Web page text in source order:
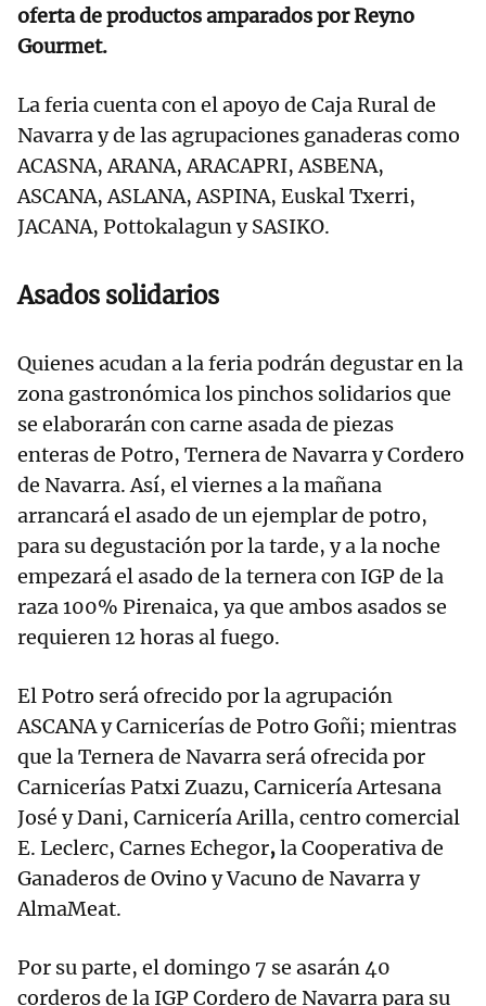
oferta de productos amparados por Reyno
Gourmet.
La feria cuenta con el apoyo de Caja Rural de
Navarra y de las agrupaciones ganaderas como
ACASNA, ARANA, ARACAPRI, ASBENA,
ASCANA, ASLANA, ASPINA, Euskal Txerri,
JACANA, Pottokalagun y SASIKO.
Asados solidarios
Quienes acudan a la feria podrán degustar en la
zona gastronómica los pinchos solidarios que
se elaborarán con carne asada de piezas
enteras de Potro, Ternera de Navarra y Cordero
de Navarra. Así, el viernes a la mañana
arrancará el asado de un ejemplar de potro,
para su degustación por la tarde, y a la noche
empezará el asado de la ternera con IGP de la
raza 100% Pirenaica, ya que ambos asados se
requieren 12 horas al fuego.
El Potro será ofrecido por la agrupación
ASCANA y Carnicerías de Potro Goñi; mientras
que la Ternera de Navarra será ofrecida por
Carnicerías Patxi Zuazu, Carnicería Artesana
José y Dani, Carnicería Arilla, centro comercial
E. Leclerc, Carnes Echegor,la Cooperativa de
Ganaderos de Ovino y Vacuno de Navarra y
AlmaMeat.
Por su parte, el domingo 7 se asarán 40
corderos de la IGP Cordero de Navarra para su